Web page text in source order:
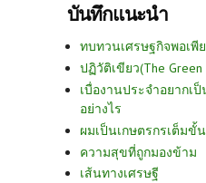
บันทึกแนะนำ
ทบทวนเศรษฐกิจพอเพี
ปฏิวัติเขียว(The Green
เบื่องานประจำอยากเ
อย่างไร
ผมเป็นเกษตรกรเต็มขั้
ความสุขที่ถูกมองข้าม
เส้นทางเศรษฐี